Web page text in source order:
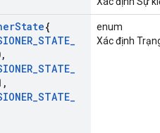
State{
_STATE_
,
_STATE_
,
_STATE_
enum
Xác định